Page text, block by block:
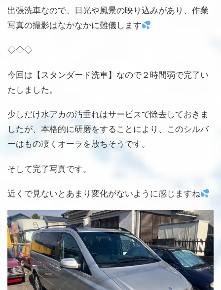
出張洗車なので、日光や風景の映り込みがあり、作業
写真の撮影はなかなかに難儀します
◇◇◇
今回は【スタンダード洗車】なので２時間弱で完了い
たしました。
少しだけ水アカの汚垂れはサービスで除去しておきま
したが、本格的に研磨をすることにより、このシルバ
ーはもの凄くオーラを放ちそうです。
そして完了写真です。
近くで見ないとあまり変化がないように感じますね